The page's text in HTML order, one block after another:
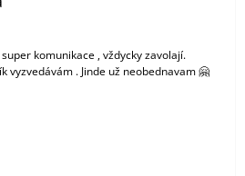
je 5 z 5 hvězdiček.
komunikace , vždycky zavolají.
vyzvedávám . Jinde už neobednavam 🤗
je 3 z 5 hvězdiček.